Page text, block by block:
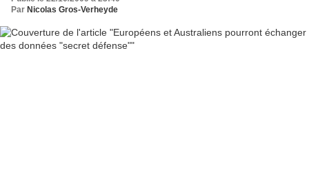
Par Nicolas Gros-Verheyde